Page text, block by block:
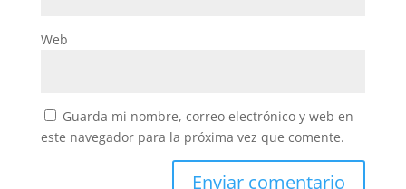
Web
Guarda mi nombre, correo electrónico y web en
este navegador para la próxima vez que comente.